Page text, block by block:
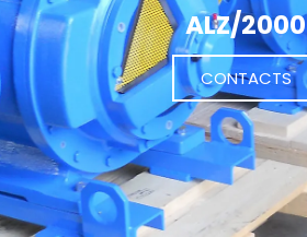
ALZ/2000
CONTACTS